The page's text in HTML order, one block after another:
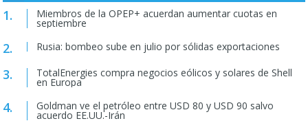
Miembros de la OPEP+ acuerdan aumentar cuotas en
septiembre
Rusia: bombeo sube en julio por sólidas exportaciones
TotalEnergies compra negocios eólicos y solares de Shell
en Europa
Goldman ve el petróleo entre USD 80 y USD 90 salvo
acuerdo EE.UU.-Irán